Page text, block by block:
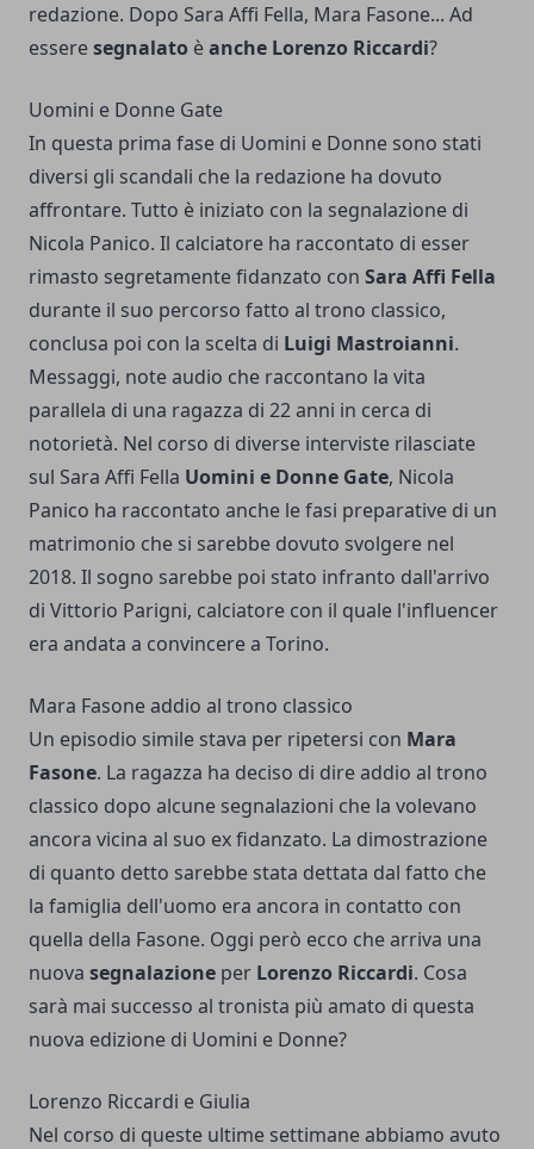
redazione. Dopo Sara Affi Fella, Mara Fasone... Ad
esseresegnalato èanche Lorenzo Riccardi?
Uomini e Donne Gate
In questa prima fase di Uomini e Donne sono stati
diversi gli scandali che la redazione ha dovuto
affrontare. Tutto è iniziato con la segnalazione di
Nicola Panico. Il calciatore ha raccontato di esser
rimasto segretamente fidanzato con Sara Affi Fella
durante il suo percorso fatto al trono classico,
conclusa poi con la scelta di Luigi Mastroianni.
Messaggi, note audio che raccontano la vita
parallela di una ragazza di 22 anni in cerca di
notorietà. Nel corso di diverse interviste rilasciate
sul Sara Affi Fella Uomini e Donne Gate, Nicola
Panico ha raccontato anche le fasi preparative di un
matrimonio che si sarebbe dovuto svolgere nel
2018. Il sogno sarebbe poi stato infranto dall'arrivo
di Vittorio Parigni, calciatore con il quale l'influencer
era andata a convincere a Torino.
Mara Fasone addio al trono classico
Un episodio simile stava per ripetersi con Mara
Fasone. La ragazza ha deciso di dire addio al trono
classico dopo alcune segnalazioni che la volevano
ancora vicina al suo ex fidanzato. La dimostrazione
di quanto detto sarebbe stata dettata dal fatto che
la famiglia dell'uomo era ancora in contatto con
quella della Fasone. Oggi però ecco che arriva una
nuova segnalazione per Lorenzo Riccardi. Cosa
sarà mai successo al tronista più amato di questa
nuova edizione di Uomini e Donne?
Lorenzo Riccardi e Giulia
Nel corso di queste ultime settimane abbiamo avuto